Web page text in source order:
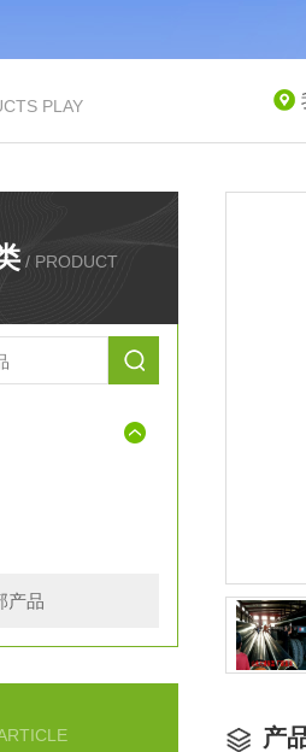
PLAY
/ PRODUCT
产品
产